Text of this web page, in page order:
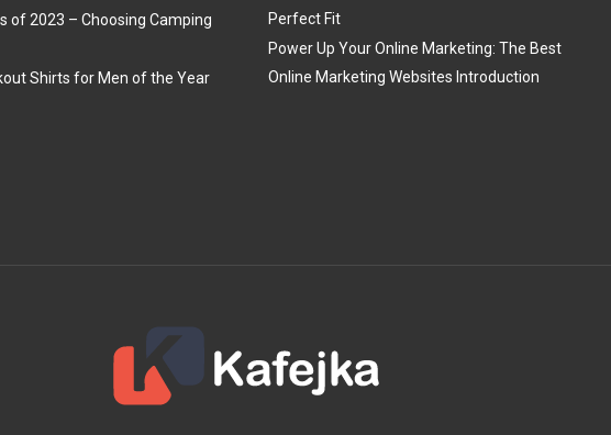
of 2023 – Choosing Camping
Shirts for Men of the Year
Perfect Fit
Power Up Your Online Marketing: The Best
Online Marketing Websites Introduction